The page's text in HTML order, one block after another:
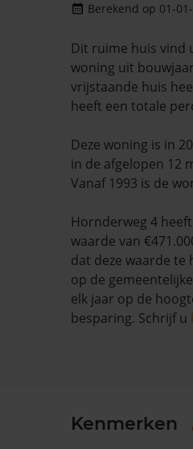
Berekend op 01-
Dit ruime huis vind
woning uit
vrijstaande huis
heeft een totale
Deze woning is in
in de afgelopen 12
Vanaf 1993 is de
Hornderweg 4
waarde van
dat deze waarde te
op de
elk jaar op de
besparing. Schrijf u
Kenmerken